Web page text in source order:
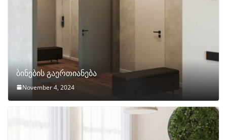
ბინების გაერთიანება
November 4, 2024